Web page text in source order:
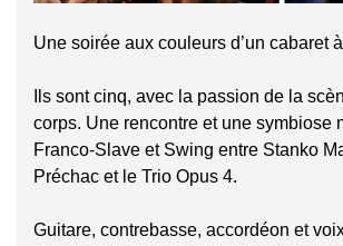
Une soirée aux couleurs d’un cabaret
Ils sont cinq, avec la passion de la
corps. Une rencontre et une symbiose
Franco-Slave et Swing entre Stanko
Préchac et le Trio Opus 4.
Guitare, contrebasse, accordéon et